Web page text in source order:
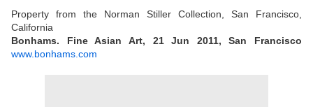
Property from the Norman Stiller Collection, San Francisco,
California
Bonhams. Fine Asian Art, 21 Jun 2011, San Francisco
www.bonhams.com